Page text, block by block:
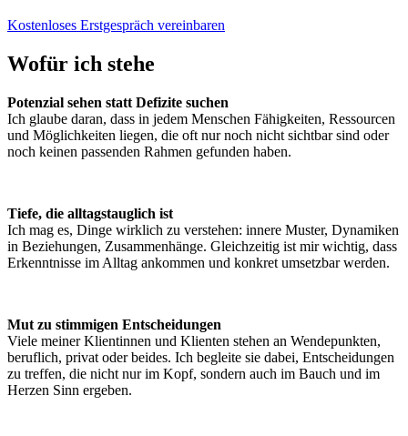
Kostenloses Erstgespräch vereinbaren
Wofür ich stehe
Potenzial sehen statt Defizite suchen
Ich glaube daran, dass in jedem Menschen Fähigkeiten, Ressourcen
und Möglichkeiten liegen, die oft nur noch nicht sichtbar sind oder
noch keinen passenden Rahmen gefunden haben.
Tiefe, die alltagstauglich ist
Ich mag es, Dinge wirklich zu verstehen: innere Muster, Dynamiken
in Beziehungen, Zusammenhänge. Gleichzeitig ist mir wichtig, dass
Erkenntnisse im Alltag ankommen und konkret umsetzbar werden.
Mut zu stimmigen Entscheidungen
Viele meiner Klientinnen und Klienten stehen an Wendepunkten,
beruflich, privat oder beides. Ich begleite sie dabei, Entscheidungen
zu treffen, die nicht nur im Kopf, sondern auch im Bauch und im
Herzen Sinn ergeben.